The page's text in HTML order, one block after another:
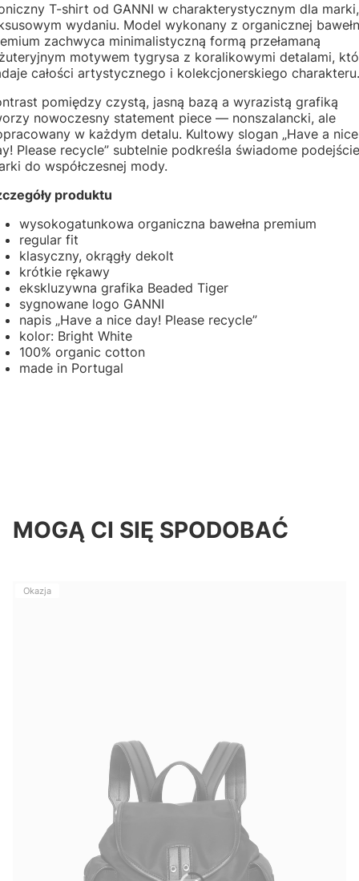
T-shirt od GANNI w charakterystycznym dla marki,
wydaniu. Model wykonany z organicznej
zachwyca minimalistyczną formą przełamaną
motywem tygrysa z koralikowymi detalami,
całości artystycznego i kolekcjonerskiego charakteru.
pomiędzy czystą, jasną bazą a wyrazistą grafiką
nowoczesny statement piece — nonszalancki, ale
w każdym detalu. Kultowy slogan „Have a nice
Please recycle” subtelnie podkreśla świadome podejście
do współczesnej mody.
produktu
wysokogatunkowa organiczna bawełna premium
regular fit
klasyczny, okrągły dekolt
krótkie rękawy
ekskluzywna grafika Beaded Tiger
sygnowane logo GANNI
napis „Have a nice day! Please recycle”
kolor: Bright White
100% organic cotton
made in Portugal
MOGĄ CI SIĘ SPODOBAĆ
Okazja